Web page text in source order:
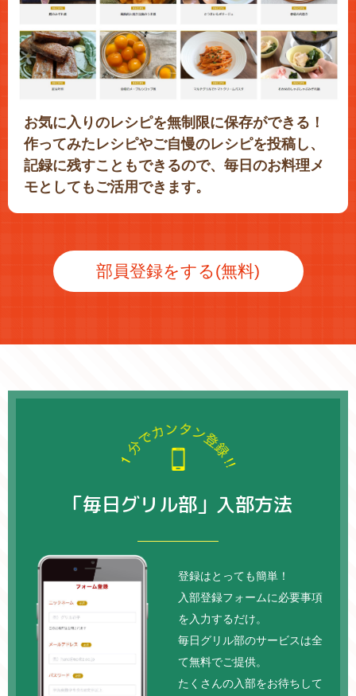
お気に入りのレシピを無制限に保存ができる！
作ってみたレシピやご自慢のレシピを投稿し、
記録に残すこともできるので、毎日のお料理メ
モとしてもご活用できます。
部員登録をする(無料)
「毎日グリル部」入部方法
登録はとっても簡単！
入部登録フォームに必要事項
を入力するだけ。
毎日グリル部のサービスは全
て無料でご提供。
たくさんの入部をお待ちして